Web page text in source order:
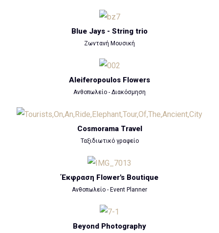
Blue Jays - String trio
Ζωντανή Μουσική
Aleiferopoulos Flowers
Ανθοπωλείο - Διακόσμηση
Cosmorama Travel
Ταξιδιωτικό γραφείο
Έκφραση Flower's Boutique
Ανθοπωλείο - Event Planner
Beyond Photography